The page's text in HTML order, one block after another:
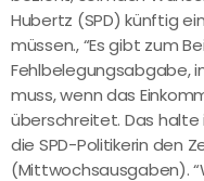
Hubertz (SPD) künftig
müssen., “Es gibt zum
Fehlbelegungsabgabe,
muss, wenn das
überschreitet. Das halte
die SPD-Politikerin den
(Mittwochsausgaben).